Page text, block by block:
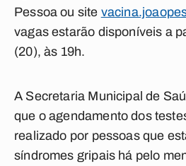
Pessoa ou site
vagas estarão disponíveis a
(20), às 19h.
A Secretaria Municipal de
que o agendamento dos
realizado por pessoas que
síndromes gripais há pelo